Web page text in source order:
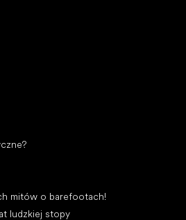
mitów o barefootach!
ludzkiej stopy